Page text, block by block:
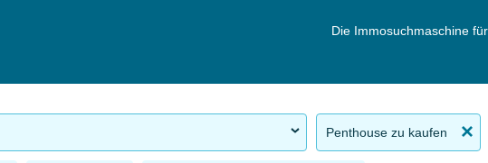
Die Immosuchmaschine
Penthouse zu kaufen